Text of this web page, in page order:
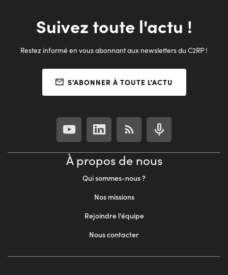
Suivez toute l'actu !
Restez informé en vous abonnant aux newsletters du C2RP !
S'ABONNER À TOUTE L'ACTU
À propos de nous
Qui sommes-nous ?
Nos missions
Rejoindre l'équipe
Nous contacter